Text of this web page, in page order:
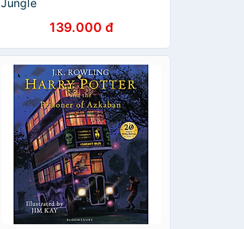
Jungle
139.000 đ